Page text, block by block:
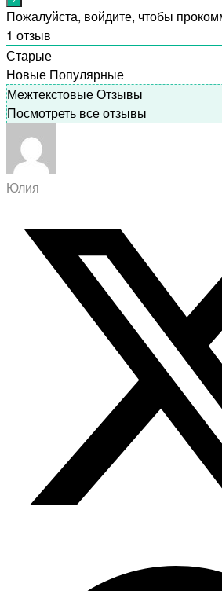
Пожалуйста, войдите, чтобы
1 отзыв
Старые
Новые Популярные
Межтекстовые Отзывы
Посмотреть все отзывы
Юлия